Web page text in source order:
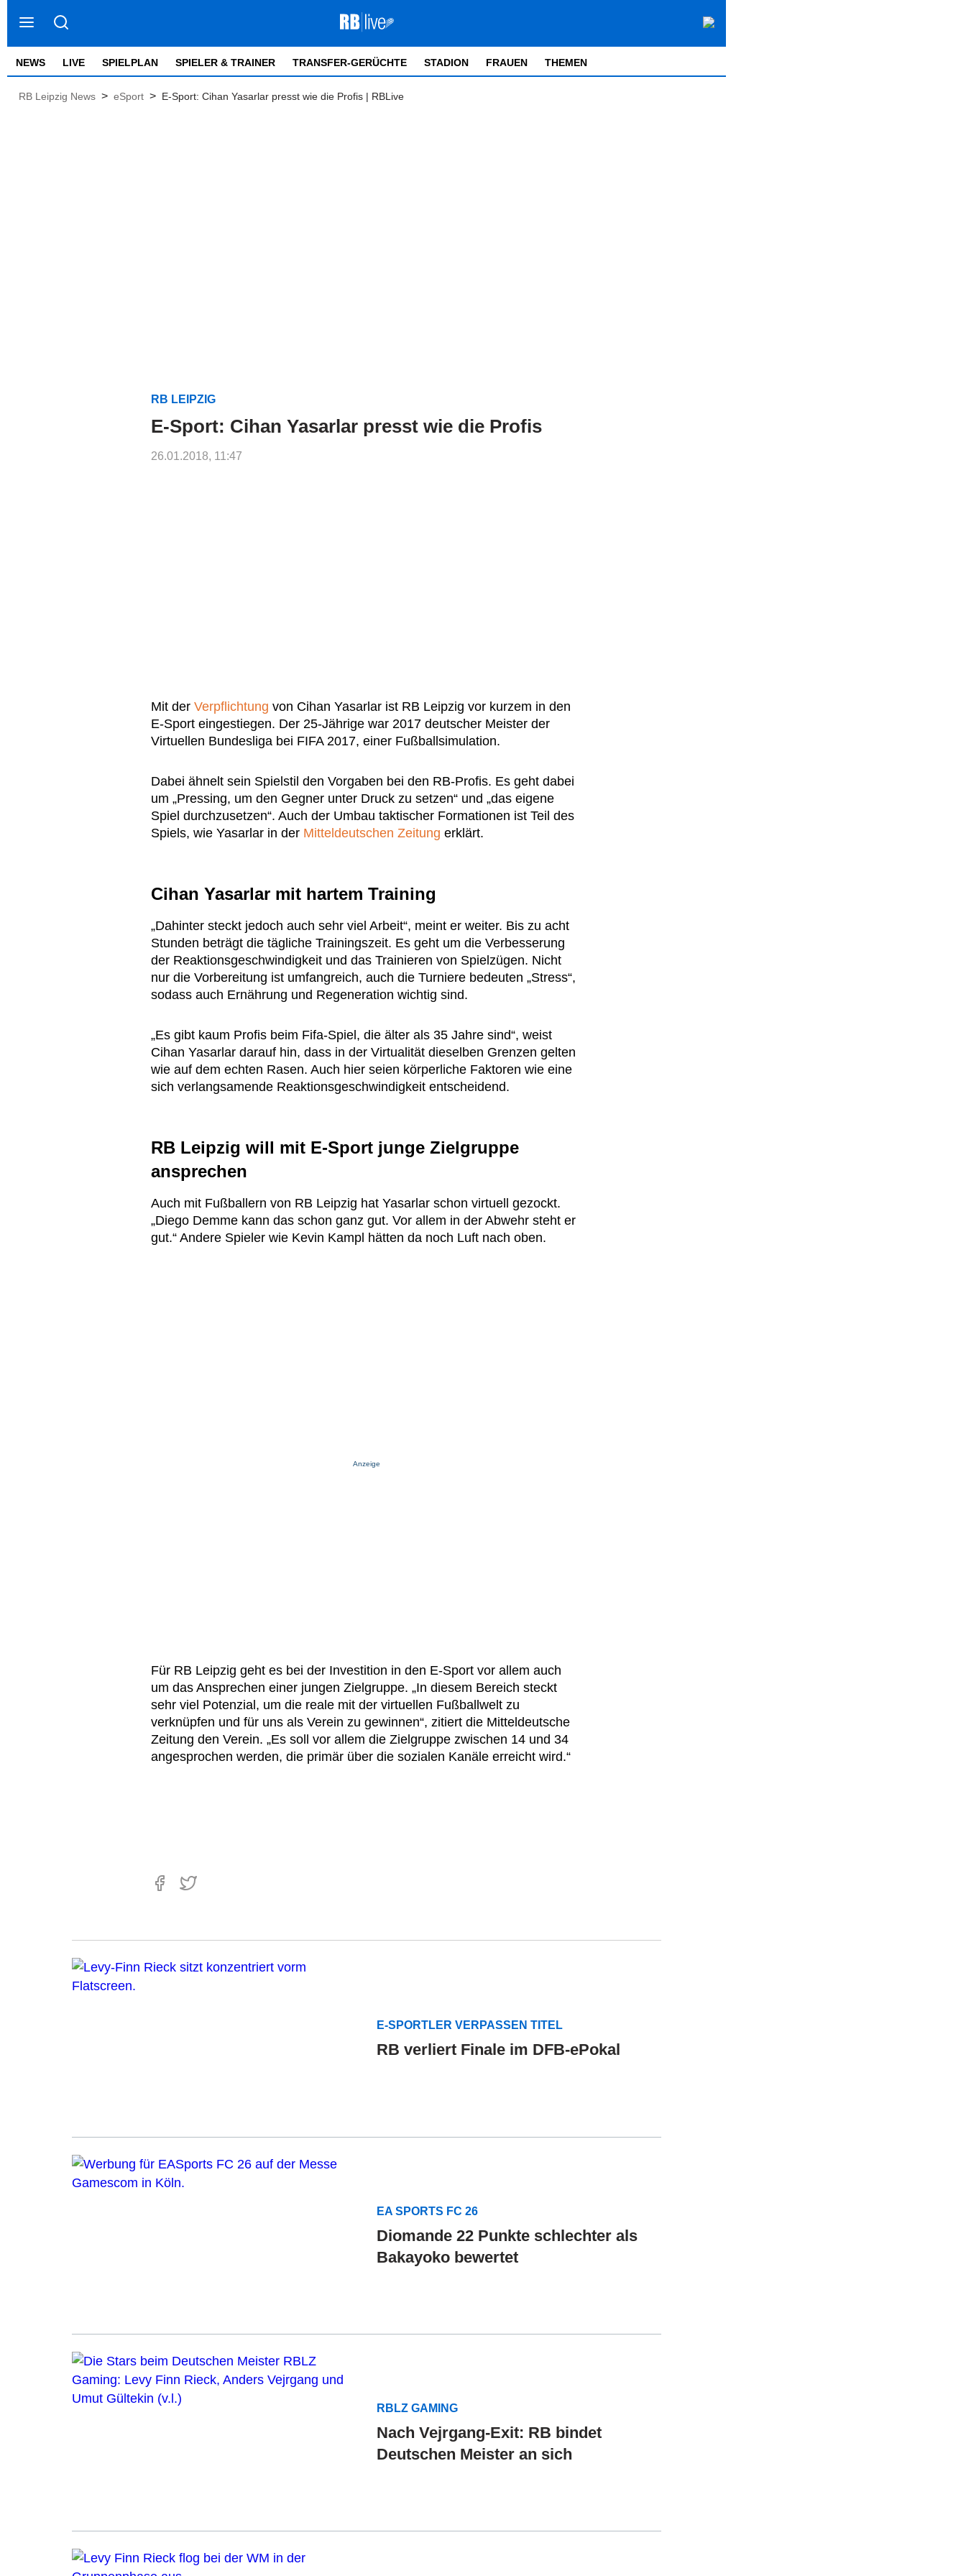
NEWS LIVE SPIELPLAN SPIELER & TRAINER TRANSFER-GERÜCHTE STADION FRAUEN THEMEN
RB Leipzig News > eSport > E-Sport: Cihan Yasarlar presst wie die Profis | RBLive
RB LEIPZIG
E-Sport: Cihan Yasarlar presst wie die Profis
26.01.2018, 11:47
Mit der Verpflichtung von Cihan Yasarlar ist RB Leipzig vor kurzem in den
E-Sport eingestiegen. Der 25-Jährige war 2017 deutscher Meister der
Virtuellen Bundesliga bei FIFA 2017, einer Fußballsimulation.
Dabei ähnelt sein Spielstil den Vorgaben bei den RB-Profis. Es geht dabei
um „Pressing, um den Gegner unter Druck zu setzen“ und „das eigene
Spiel durchzusetzen“. Auch der Umbau taktischer Formationen ist Teil des
Spiels, wie Yasarlar in der Mitteldeutschen Zeitung erklärt.
Cihan Yasarlar mit hartem Training
„Dahinter steckt jedoch auch sehr viel Arbeit“, meint er weiter. Bis zu acht
Stunden beträgt die tägliche Trainingszeit. Es geht um die Verbesserung
der Reaktionsgeschwindigkeit und das Trainieren von Spielzügen. Nicht
nur die Vorbereitung ist umfangreich, auch die Turniere bedeuten „Stress“,
sodass auch Ernährung und Regeneration wichtig sind.
„Es gibt kaum Profis beim Fifa-Spiel, die älter als 35 Jahre sind“, weist
Cihan Yasarlar darauf hin, dass in der Virtualität dieselben Grenzen gelten
wie auf dem echten Rasen. Auch hier seien körperliche Faktoren wie eine
sich verlangsamende Reaktionsgeschwindigkeit entscheidend.
RB Leipzig will mit E-Sport junge Zielgruppe
ansprechen
Auch mit Fußballern von RB Leipzig hat Yasarlar schon virtuell gezockt.
„Diego Demme kann das schon ganz gut. Vor allem in der Abwehr steht er
gut.“ Andere Spieler wie Kevin Kampl hätten da noch Luft nach oben.
Anzeige
Für RB Leipzig geht es bei der Investition in den E-Sport vor allem auch
um das Ansprechen einer jungen Zielgruppe. „In diesem Bereich steckt
sehr viel Potenzial, um die reale mit der virtuellen Fußballwelt zu
verknüpfen und für uns als Verein zu gewinnen“, zitiert die Mitteldeutsche
Zeitung den Verein. „Es soll vor allem die Zielgruppe zwischen 14 und 34
angesprochen werden, die primär über die sozialen Kanäle erreicht wird.“
E-SPORTLER VERPASSEN TITEL
RB verliert Finale im DFB-ePokal
EA SPORTS FC 26
Diomande 22 Punkte schlechter als
Bakayoko bewertet
RBLZ GAMING
Nach Vejrgang-Exit: RB bindet
Deutschen Meister an sich